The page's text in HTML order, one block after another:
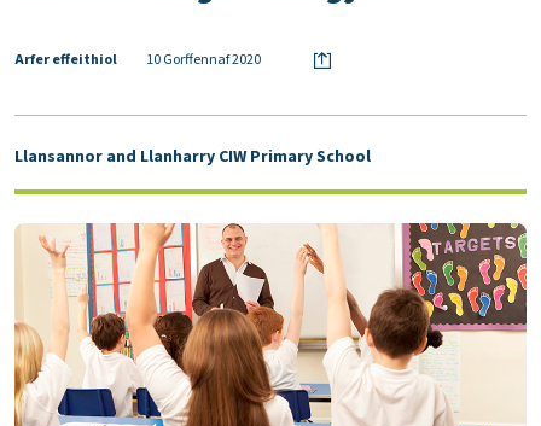
Arfer effeithiol 10 Gorffennaf 2020
Llansannor and Llanharry CIW Primary School